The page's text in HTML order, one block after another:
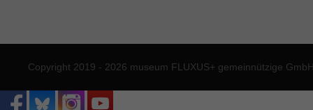
Copyright 2019 - 2026 museum FLUXUS+ gemeinnützige